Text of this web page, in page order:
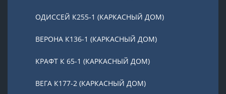
ОДИССЕЙ К255-1 (КАРКАСНЫЙ ДОМ)
ВЕРОНА К136-1 (КАРКАСНЫЙ ДОМ)
КРАФТ К 65-1 (КАРКАСНЫЙ ДОМ)
ВЕГА К177-2 (КАРКАСНЫЙ ДОМ)